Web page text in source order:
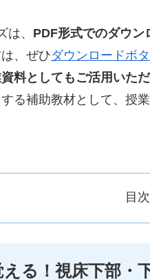
、 PDF形式でのダウン
、ぜひダウンロードボ
料としてもご活用いただ
る補助教材として、授
目次
る！視床下部・